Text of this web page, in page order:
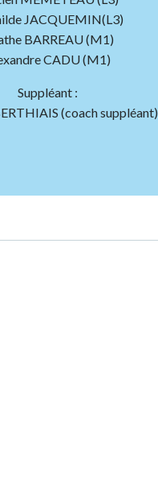
JACQUEMIN(L3)
BARREAU (M1)
CADU (M1)
Suppléant :
(coach suppléant).